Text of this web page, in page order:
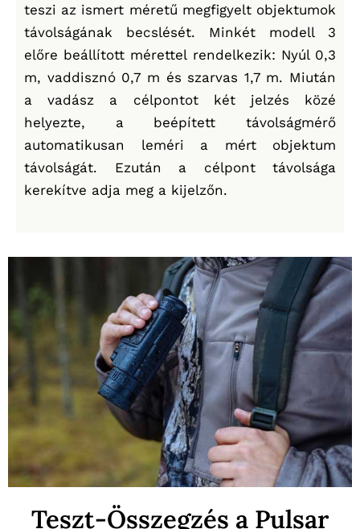
teszi az ismert méretű megfigyelt objektumok
távolságának becslését. Minkét modell 3
előre beállított mérettel rendelkezik: Nyúl 0,3
m, vaddisznó 0,7 m és szarvas 1,7 m. Miután
a vadász a célpontot két jelzés közé
helyezte, a beépített távolságmérő
automatikusan leméri a mért objektum
távolságát. Ezután a célpont távolsága
kerekítve adja meg a kijelzőn.
Teszt-Összegzés a Pulsar